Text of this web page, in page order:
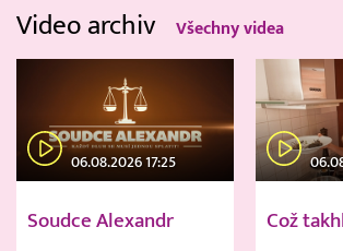
Video archiv Všechny videa
06.08.2026 17:25
Soudce Alexandr Což